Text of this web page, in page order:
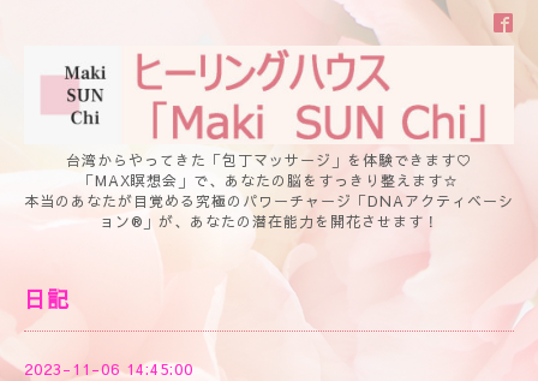
台湾からやってきた「包丁マッサージ」を体験できます♡
「MAX瞑想会」で、あなたの脳をすっきり整えます☆
本当のあなたが目覚める究極のパワーチャージ「DNAアクティベーシ
ョン®」が、あなたの潜在能力を開花させます！
日記
2023-11-06 14:45:00